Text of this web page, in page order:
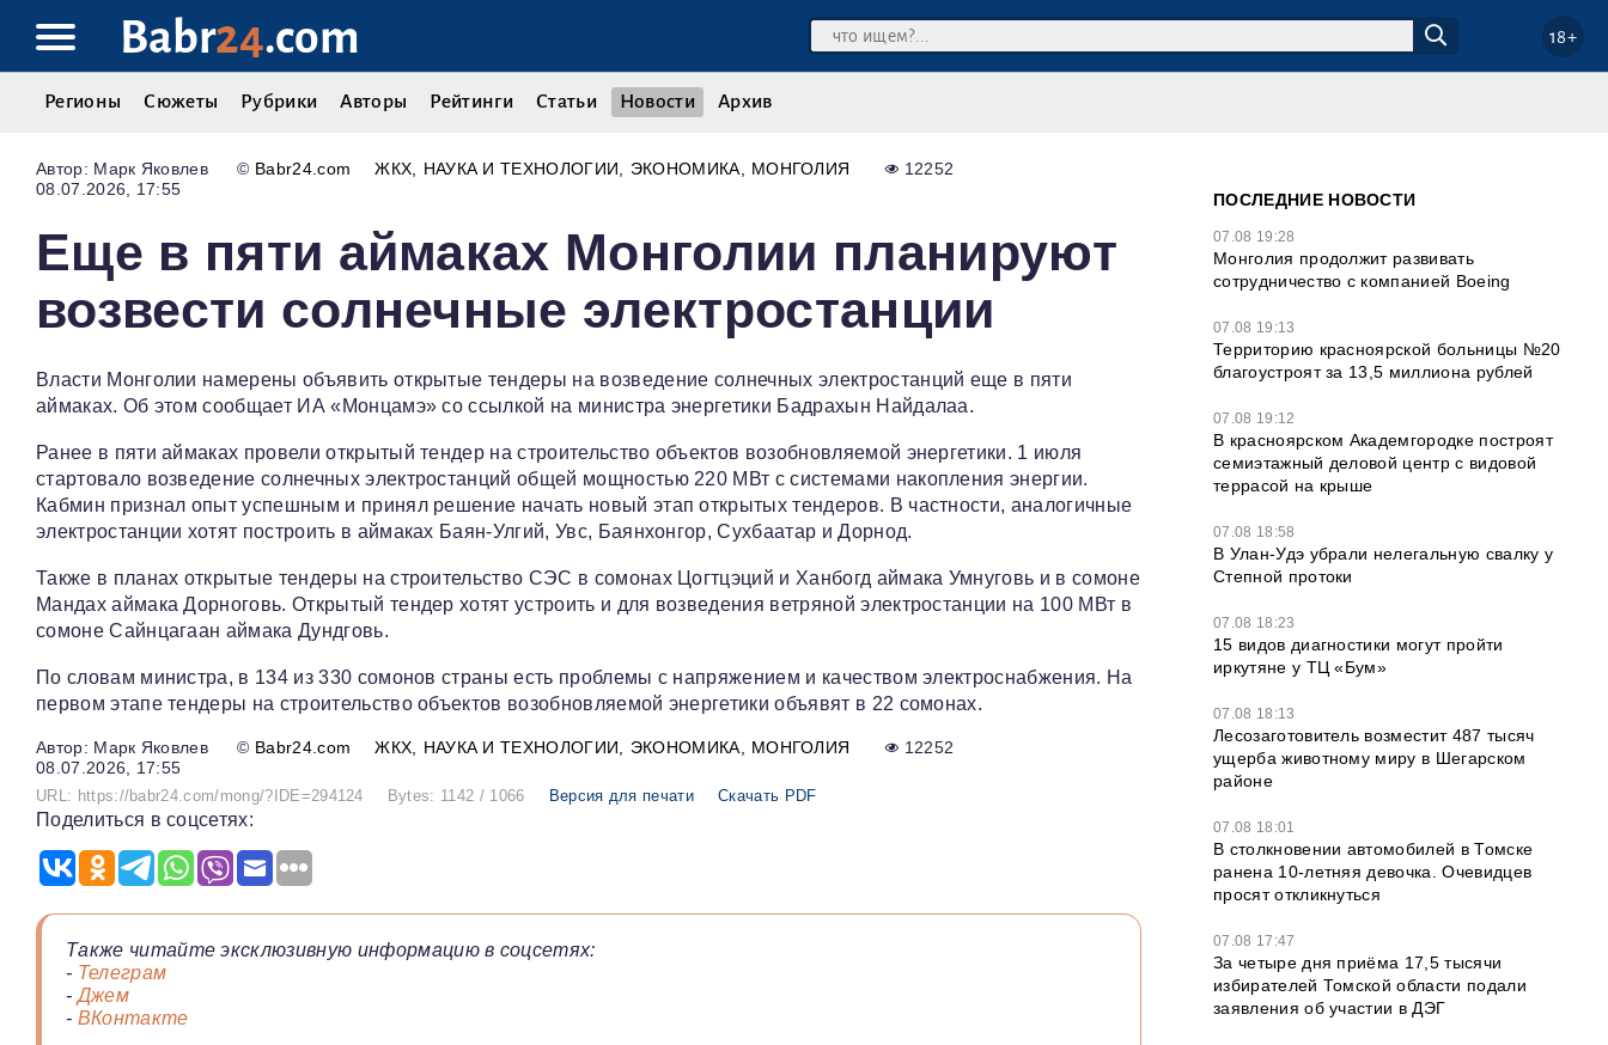
Babr24.com 18+
Регионы Сюжеты Рубрики Авторы Рейтинги Статьи Новости Архив
Марк Яковлев © Babr24.com ЖКХ НАУКА И ТЕХНОЛОГИИ ЭКОНОМИКА МОНГОЛИЯ
12252
08.07.2026, 17:55
Еще в пяти аймаках Монголии планируют
возвести солнечные электростанции
Власти Монголии намерены объявить открытые тендеры на возведение солнечных электростанций еще в пяти
аймаках. Об этом сообщает ИА «Монцамэ» со ссылкой на министра энергетики Бадрахын Найдалаа.
Ранее в пяти аймаках провели открытый тендер на строительство объектов возобновляемой энергетики. 1 июля
стартовало возведение солнечных электростанций общей мощностью 220 МВт с системами накопления энергии.
Кабмин признал опыт успешным и принял решение начать новый этап открытых тендеров. В частности, аналогичные
электростанции хотят построить в аймаках Баян-Улгий, Увс, Баянхонгор, Сухбаатар и Дорнод.
Также в планах открытые тендеры на строительство СЭС в сомонах Цогтцэций и Ханбогд аймака Умнуговь и в сомоне
Мандах аймака Дорноговь. Открытый тендер хотят устроить и для возведения ветряной электростанции на 100 МВт в
сомоне Сайнцагаан аймака Дундговь.
По словам министра, в 134 из 330 сомонов страны есть проблемы с напряжением и качеством электроснабжения. На
первом этапе тендеры на строительство объектов возобновляемой энергетики объявят в 22 сомонах.
Марк Яковлев © Babr24.com ЖКХ НАУКА И ТЕХНОЛОГИИ ЭКОНОМИКА МОНГОЛИЯ
12252
08.07.2026, 17:55
URL: https://babr24.com/mong/?IDE=294124 Bytes: 1142 / 1066 Версия для печати Скачать PDF
Поделиться в соцсетях:
Также читайте эксклюзивную информацию в соцсетях:
- Телеграм
-Джем
- ВКонтакте
ПОСЛЕДНИЕ НОВОСТИ
07.08 19:28
Монголия продолжит развивать
сотрудничество с компанией Boeing
07.08 19:13
Территорию красноярской больницы №20
благоустроят за 13,5 миллиона рублей
07.08 19:12
В красноярском Академгородке построят
семиэтажный деловой центр с видовой
террасой на крыше
07.08 18:58
В Улан-Удэ убрали нелегальную свалку у
Степной протоки
07.08 18:23
15 видов диагностики могут пройти
иркутяне у ТЦ «Бум»
07.08 18:13
Лесозаготовитель возместит 487 тысяч
ущерба животному миру в Шегарском
районе
07.08 18:01
В столкновении автомобилей в Томске
ранена 10-летняя девочка. Очевидцев
просят откликнуться
07.08 17:47
За четыре дня приёма 17,5 тысячи
избирателей Томской области подали
заявления об участии в ДЭГ